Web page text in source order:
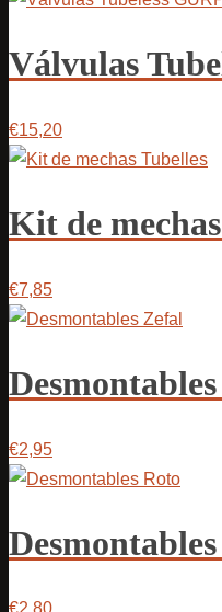
Válvulas
€15,20
Kit de
€7,85
€2,95